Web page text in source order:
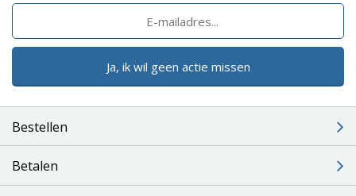
Ja, ik wil geen actie missen
Bestellen
Betalen